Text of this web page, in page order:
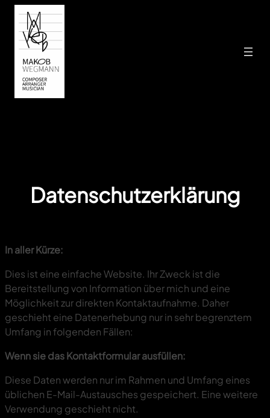
Datenschutzerklärung
In aller Kürze:
Dies ist eine einfache Website. Ihr Zweck ist die
Bereitstellung von Information über mich und eine
Möglichkeit zur direkten Kontaktaufnahme. Daher
geschieht eine Datenerhebung nur in sehr begrenztem
Umfang in folgenden Fällen:
Wenn sie das Kontaktformular ausfüllen:
Diese Daten werden nur im Rahmen und Umfang eines
üblichen E-Mail-Austausches gespeichert. Eine weitere
Verwendung geschieht nicht.